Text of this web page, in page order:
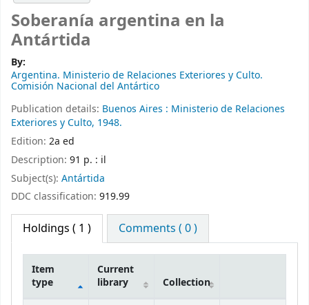
Soberanía argentina en la
Antártida
By:
Argentina. Ministerio de Relaciones Exteriores y Culto.
Comisión Nacional del Antártico
Publication details: Buenos Aires : Ministerio de Relaciones
Exteriores y Culto, 1948.
Edition: 2a ed
Description: 91 p. : il
Subject(s): Antártida
DDC classification: 919.99
Holdings ( 1 ) Comments ( 0 )
Item
type
Current
library
Collection